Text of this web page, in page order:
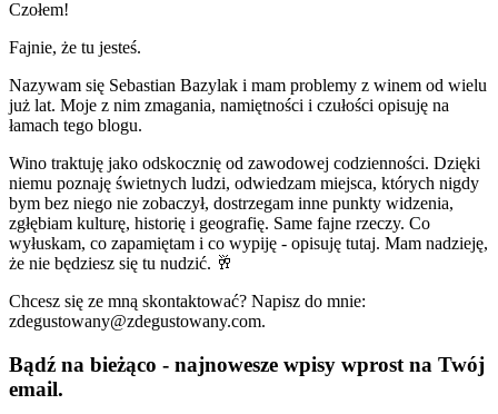
Czołem!
Fajnie, że tu jesteś.
Nazywam się Sebastian Bazylak i mam problemy z winem od wielu
już lat. Moje z nim zmagania, namiętności i czułości opisuję na
łamach tego blogu.
Wino traktuję jako odskocznię od zawodowej codzienności. Dzięki
niemu poznaję świetnych ludzi, odwiedzam miejsca, których nigdy
bym bez niego nie zobaczył, dostrzegam inne punkty widzenia,
zgłębiam kulturę, historię i geografię. Same fajne rzeczy. Co
wyłuskam, co zapamiętam i co wypiję - opisuję tutaj. Mam nadzieję,
że nie będziesz się tu nudzić. 🥂
Chcesz się ze mną skontaktować? Napisz do mnie:
zdegustowany@zdegustowany.com.
Bądź na bieżąco - najnowesze wpisy wprost na Twój
email.